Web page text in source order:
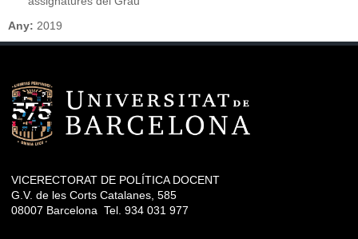
Any: 2019
VICERECTORAT DE POLÍTICA DOCENT
G.V. de les Corts Catalanes, 585
08007 Barcelona Tel. 934 031 977